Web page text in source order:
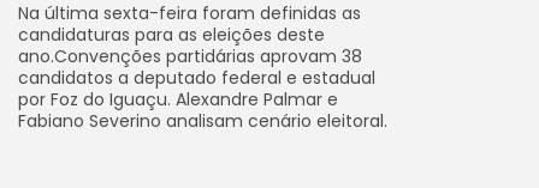
Na última sexta-feira foram definidas as
candidaturas para as eleições deste
ano.Convenções partidárias aprovam 38
candidatos a deputado federal e estadual
por Foz do Iguaçu. Alexandre Palmar e
Fabiano Severino analisam cenário eleitoral.